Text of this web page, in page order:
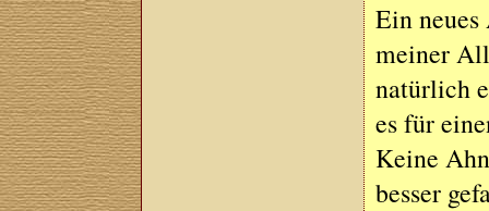
Ein
meiner
natürlich
es für
Keine
besser